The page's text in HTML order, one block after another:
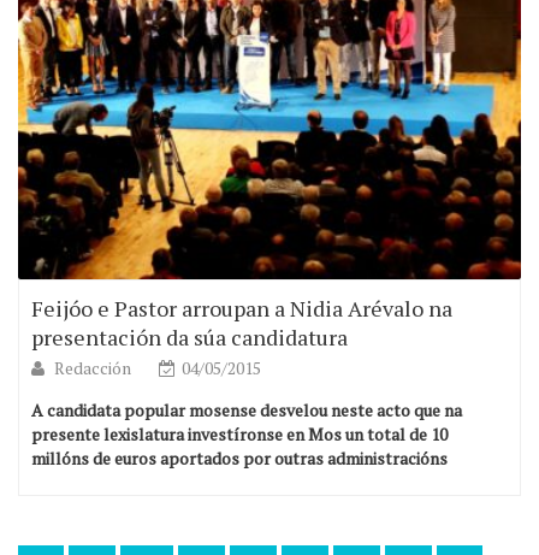
Feijóo e Pastor arroupan a Nidia Arévalo na
presentación da súa candidatura
Redacción
04/05/2015
A candidata popular mosense desvelou neste acto que na
presente lexislatura investíronse en Mos un total de 10
millóns de euros aportados por outras administracións